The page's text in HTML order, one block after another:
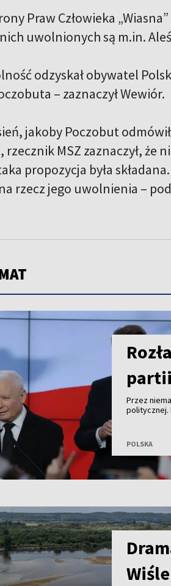
Praw Człowieka
uwolnionych są m.in.
odzyskał obywatel
– zaznaczył Wewiór.
jakoby Poczobut
MSZ zaznaczył, że
propozycja była
rzecz jego uwolnienia –
Przez
politycznej.
polskiej
POLSKA